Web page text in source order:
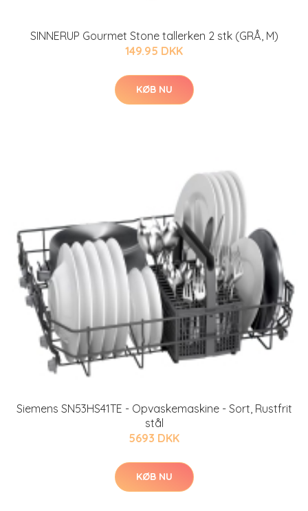
SINNERUP Gourmet Stone tallerken 2 stk (GRÅ, M)
149.95 DKK
KØB NU
Siemens SN53HS41TE - Opvaskemaskine - Sort, Rustfrit
stål
5693 DKK
KØB NU